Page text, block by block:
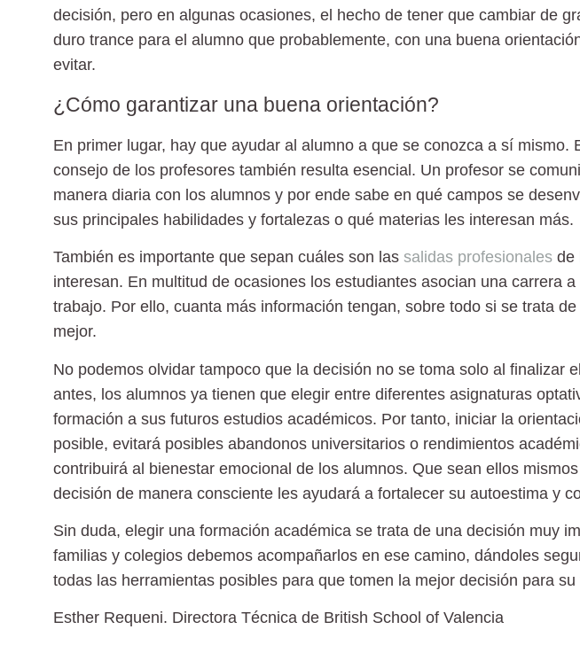
decisión, pero en algunas ocasiones, el hecho de tener que cambiar de
duro trance para el alumno que probablemente, con una buena
evitar.
¿Cómo garantizar una buena orientación?
En primer lugar, hay que ayudar al alumno a que se conozca a sí mismo.
consejo de los profesores también resulta esencial. Un profesor se
manera diaria con los alumnos y por ende sabe en qué campos se
sus principales habilidades y fortalezas o qué materias les interesan más.
También es importante que sepan cuáles son las salidas profesionales de
interesan. En multitud de ocasiones los estudiantes asocian una carrera
trabajo. Por ello, cuanta más información tengan, sobre todo si se trata
mejor.
No podemos olvidar tampoco que la decisión no se toma solo al finalizar
antes, los alumnos ya tienen que elegir entre diferentes asignaturas
formación a sus futuros estudios académicos. Por tanto, iniciar la
posible, evitará posibles abandonos universitarios o rendimientos
contribuirá al bienestar emocional de los alumnos. Que sean ellos
decisión de manera consciente les ayudará a fortalecer su autoestima y
Sin duda, elegir una formación académica se trata de una decisión muy
familias y colegios debemos acompañarlos en ese camino, dándoles
todas las herramientas posibles para que tomen la mejor decisión para su
Esther Requeni. Directora Técnica de British School of Valencia